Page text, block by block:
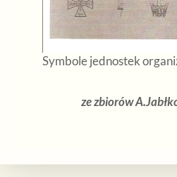
Symbole jednostek
ze zbiorów